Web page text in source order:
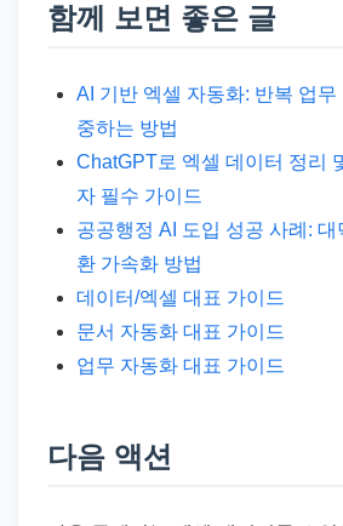
함께 보면 좋은 글
AI 기반 엑셀 자동화: 반복 업무
중하는 방법
ChatGPT로 엑셀 데이터 정리
자 필수 가이드
공공행정 AI 도입 성공 사례: 대
환 가속화 방법
데이터/엑셀 대표 가이드
문서 자동화 대표 가이드
업무 자동화 대표 가이드
다음 액션